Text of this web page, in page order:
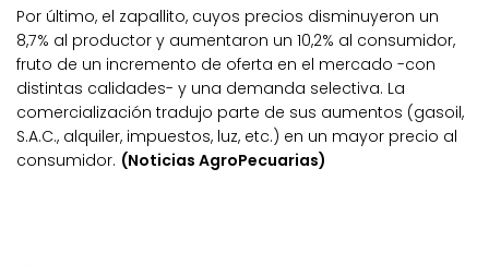
Por último, el zapallito, cuyos precios disminuyeron un
8,7% al productor y aumentaron un 10,2% al consumidor,
fruto de un incremento de oferta en el mercado -con
distintas calidades- y una demanda selectiva. La
comercialización tradujo parte de sus aumentos (gasoil,
S.A.C., alquiler, impuestos, luz, etc.) en un mayor precio al
consumidor. (Noticias AgroPecuarias)